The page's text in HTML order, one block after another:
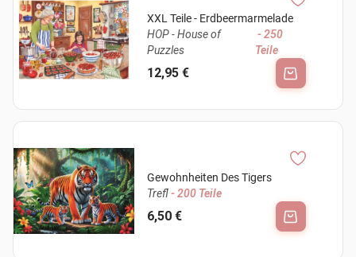
XXL Teile - Erdbeermarmelade
HOP - House of
Puzzles
- 250
Teile
12,95 €
Gewohnheiten Des Tigers
Trefl- 200 Teile
6,50 €